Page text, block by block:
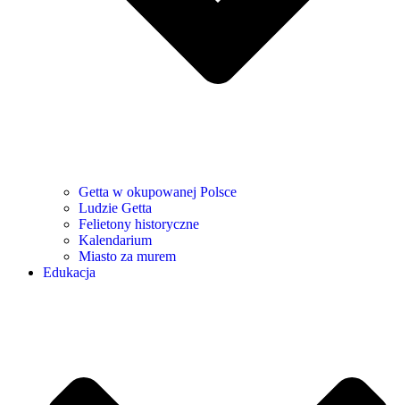
Getta w okupowanej Polsce
Ludzie Getta
Felietony historyczne
Kalendarium
Miasto za murem
Edukacja